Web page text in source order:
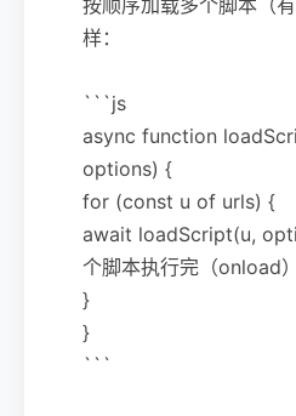
样：
```js
async function
options) {
for (const u of urls) {
await loadScript(u,
个脚本执行完（onload）
}
}
```